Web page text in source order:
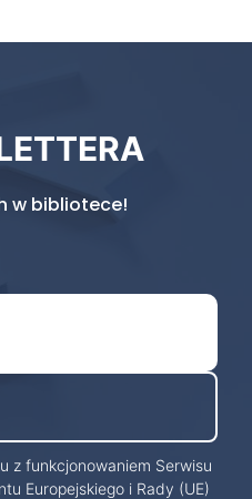
w bibliotece!
z funkcjonowaniem Serwisu
Europejskiego i Rady (UE)